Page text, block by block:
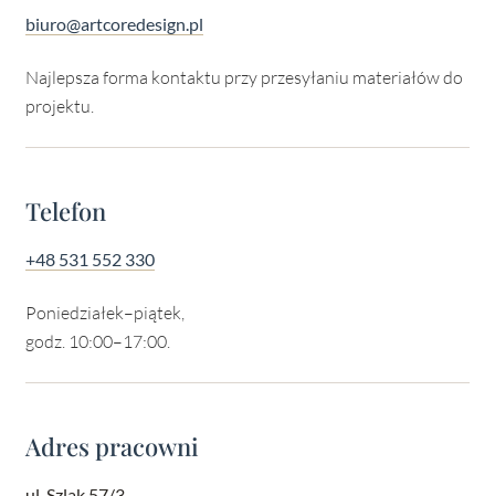
biuro@artcoredesign.pl
Najlepsza forma kontaktu przy przesyłaniu materiałów do
projektu.
Telefon
+48 531 552 330
Poniedziałek–piątek,
godz. 10:00–17:00.
Adres pracowni